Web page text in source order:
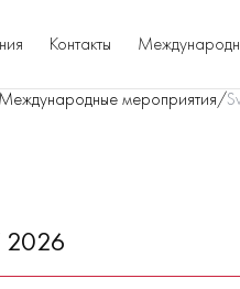
Контакты
мероприятия/
2026